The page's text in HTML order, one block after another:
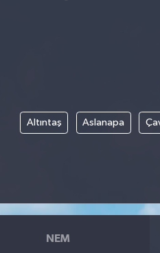
Altıntaş Aslanapa
NEM